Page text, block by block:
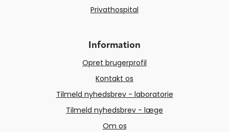
Privathospital
Information
Opret brugerprofil
Kontakt os
Tilmeld nyhedsbrev - laboratorie
Tilmeld nyhedsbrev - læge
Om os